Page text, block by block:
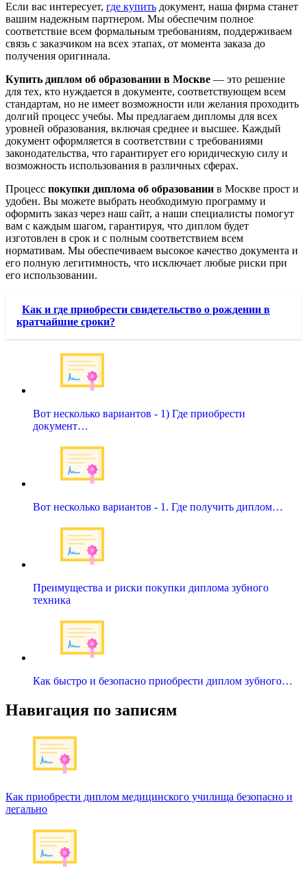
Если вас интересует, где купить документ, наша фирма станет
вашим надежным партнером. Мы обеспечим полное
соответствие всем формальным требованиям, поддерживаем
связь с заказчиком на всех этапах, от момента заказа до
получения оригинала.
Купить диплом об образовании в Москве — это решение
для тех, кто нуждается в документе, соответствующем всем
стандартам, но не имеет возможности или желания проходить
долгий процесс учебы. Мы предлагаем дипломы для всех
уровней образования, включая среднее и высшее. Каждый
документ оформляется в соответствии с требованиями
законодательства, что гарантирует его юридическую силу и
возможность использования в различных сферах.
Процесс покупки диплома об образовании в Москве прост и
удобен. Вы можете выбрать необходимую программу и
оформить заказ через наш сайт, а наши специалисты помогут
вам с каждым шагом, гарантируя, что диплом будет
изготовлен в срок и с полным соответствием всем
нормативам. Мы обеспечиваем высокое качество документа и
его полную легитимность, что исключает любые риски при
его использовании.
Как и где приобрести свидетельство о рождении в
кратчайшие сроки?
Вот несколько вариантов - 1) Где приобрести
документ…
Вот несколько вариантов - 1. Где получить диплом…
Преимущества и риски покупки диплома зубного
техника
Как быстро и безопасно приобрести диплом зубного…
Навигация по записям
Как приобрести диплом медицинского училища безопасно и
легально